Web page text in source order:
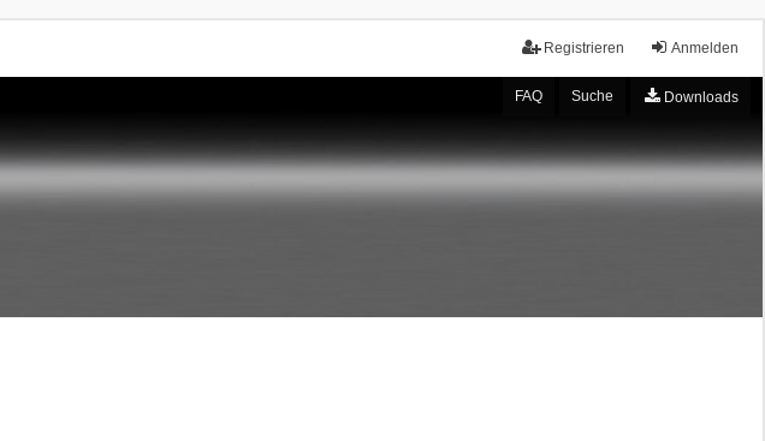
Anmelden
Registrieren
FAQ Suche Downloads